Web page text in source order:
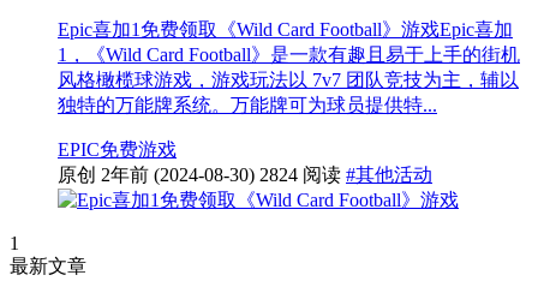
Epic喜加1免费领取《Wild Card Football》游戏Epic喜加
1，《Wild Card Football》是一款有趣且易于上手的街机
风格橄榄球游戏，游戏玩法以 7v7 团队竞技为主，辅以
独特的万能牌系统。万能牌可为球员提供特...
EPIC免费游戏
原创 2年前 (2024-08-30) 2824 阅读 #其他活动
1
最新文章